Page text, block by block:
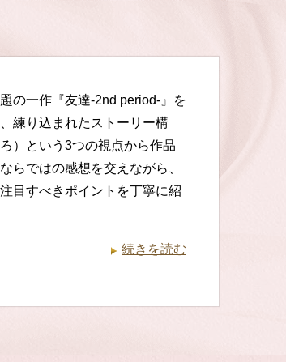
の一作『友達-2nd period-』を
練り込まれたストーリー構
）という3つの視点から作品
らではの感想を交えながら、
目すべきポイントを丁寧に紹
続きを読む